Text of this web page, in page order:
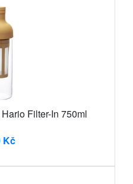
Filter-In 750ml
Kč